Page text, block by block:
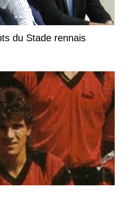
du Stade rennais